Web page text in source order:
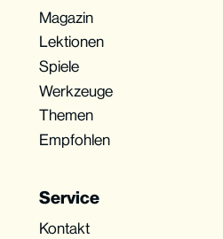
Magazin
Lektionen
Spiele
Werkzeuge
Themen
Empfohlen
Service
Kontakt